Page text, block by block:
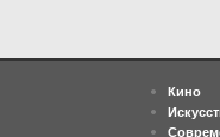
Кино